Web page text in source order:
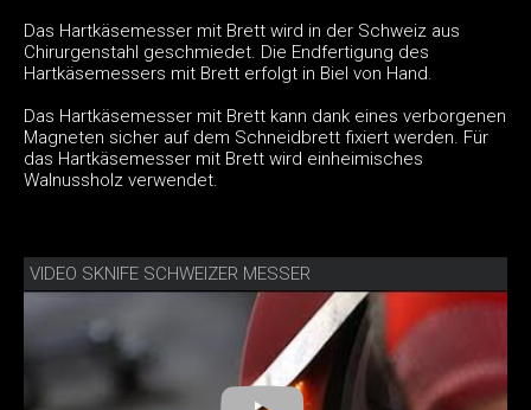
Das Hartkäsemesser mit Brett wird in der Schweiz aus
Chirurgenstahl geschmiedet. Die Endfertigung des
Hartkäsemessers mit Brett erfolgt in Biel von Hand.
Das Hartkäsemesser mit Brett kann dank eines verborgenen
Magneten sicher auf dem Schneidbrett fixiert werden. Für
das Hartkäsemesser mit Brett wird einheimisches
Walnussholz verwendet.
VIDEO SKNIFE SCHWEIZER MESSER